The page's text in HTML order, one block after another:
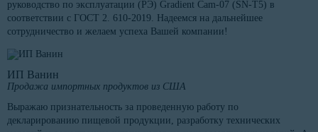
руководство по эксплуатации (РЭ) Gradient Cam-07 (SN-T5) в
соответствии с ГОСТ 2. 610-2019. Надеемся на дальнейшее
сотрудничество и желаем успеха Вашей компании!
ИП Ванин
Продажа импортных продуктов из США
Выражаю признательность за проведенную работу по
декларированию пищевой продукции, разработку технических